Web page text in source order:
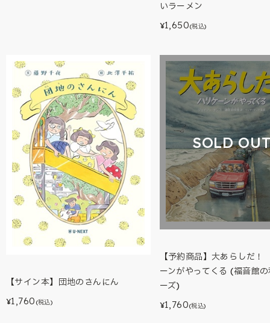
いラーメン
¥1,650(税込)
【サイン本】団地のさんにん
¥1,760 (税込)
SOLD
【予約商品】大あらしだ
ーンがやってくる (福音館
ーズ)
¥1,760(税込)